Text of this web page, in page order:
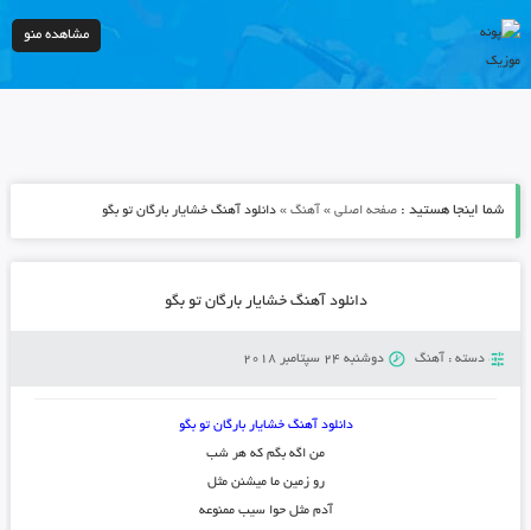
مشاهده منو
شما اینجا هستید : صفحه اصلی» آهنگ» دانلود آهنگ خشایار بارگان تو بگو
دانلود آهنگ خشایار بارگان تو بگو
دسته : آهنگ دوشنبه 24 سپتامبر 2018
دانلود آهنگ خشایار بارگان تو بگو
من اگه بگم که هر شب
رو زمین ما میشنن مثل
آدم مثل حوا سیب ممنوعه